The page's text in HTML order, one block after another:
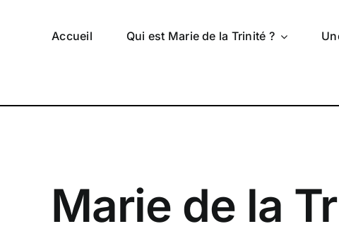
Accueil Qui est Marie de la Trinité ?
Marie de la